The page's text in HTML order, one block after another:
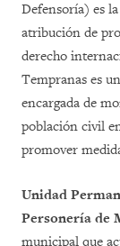
Defensoría) es
atribución de
derecho
Tempranas es
encargada de
población civil
promover
Unidad
Personería de
municipal que